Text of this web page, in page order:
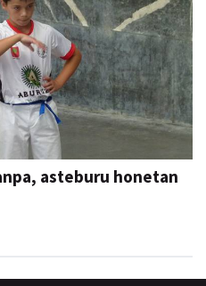
asteburu honetan